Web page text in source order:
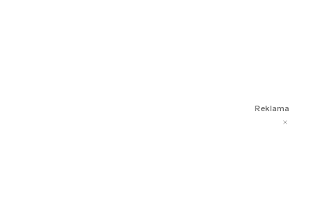
Reklama